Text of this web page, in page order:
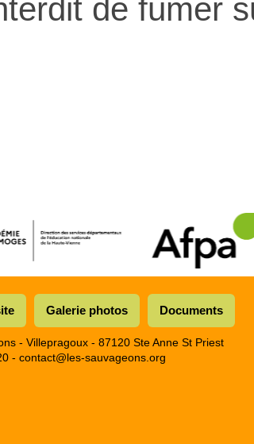
de fumer
Galerie photos Documents
- Villepragoux - 87120 Ste Anne St Priest
- contact@les-sauvageons.org